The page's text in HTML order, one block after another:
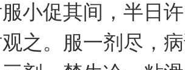
小促其间，半日
之。服一剂尽，